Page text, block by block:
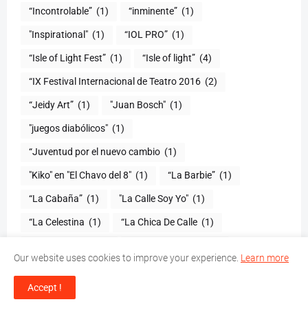
“Incontrolable” (1) “inminente” (1)
"Inspirational" (1) “IOL PRO” (1)
“Isle of Light Fest” (1) “Isle of light” (4)
“IX Festival Internacional de Teatro 2016 (2)
“Jeidy Art” (1) "Juan Bosch" (1)
"juegos diabólicos" (1)
“Juventud por el nuevo cambio (1)
"Kiko" en "El Chavo del 8" (1) “La Barbie” (1)
“La Cabaña” (1) "La Calle Soy Yo" (1)
“La Celestina (1) “La Chica De Calle (1)
“La fiebre del Disco dancing party”
Our website uses cookies to improve your experience. Learn more
Accept !